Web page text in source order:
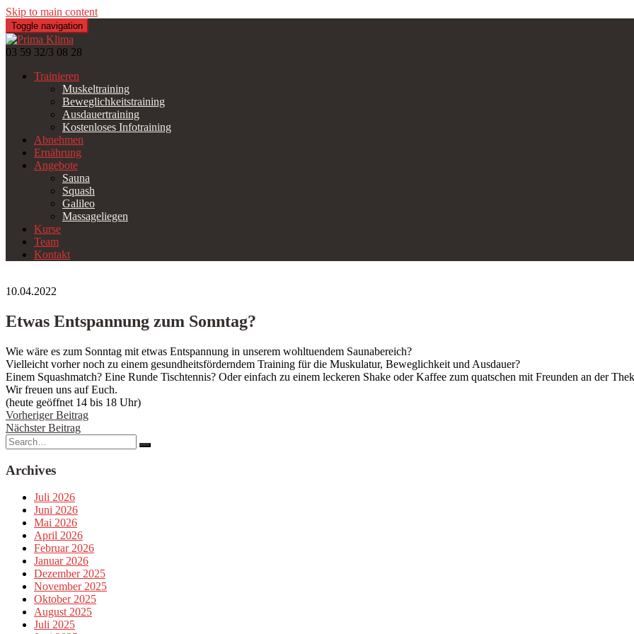
Skip to main content
Toggle navigation
03 59 32/3 08 28
Trainieren
Muskeltraining
Beweglichkeitstraining
Ausdauertraining
Kostenloses Infotraining
Abnehmen
Ernährung
Angebote
Sauna
Squash
Galileo
Massageliegen
Kurse
Team
Kontakt
10.04.2022
Etwas Entspannung zum Sonntag?
Wie wäre es zum Sonntag mit etwas Entspannung in unserem wohltuendem Saunabereich?
Vielleicht vorher noch zu einem gesundheitsförderndem Training für die Muskulatur, Beweglichkeit und Ausdauer?
Einem Squashmatch? Eine Runde Tischtennis? Oder einfach zu einem leckeren Shake oder Kaffee zum quatschen mit Freunden an der
Wir freuen uns auf Euch.
(heute geöffnet 14 bis 18 Uhr)
Beitragsnavigation
Vorheriger Beitrag
Nächster Beitrag
Search
for:
Archives
Juli 2026
Juni 2026
Mai 2026
April 2026
Februar 2026
Januar 2026
Dezember 2025
November 2025
Oktober 2025
August 2025
Juli 2025